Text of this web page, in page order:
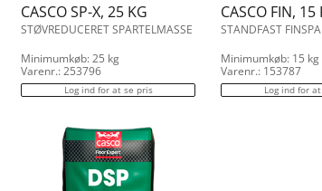
CASCO SP-X, 25 KG
STØVREDUCERET SPARTELMASSE
Minimumkøb: 25 kg
Varenr.: 253796
Log ind for at se pris
CASCO FIN, 15
STANDFAST
Minimumkøb: 15 kg
Varenr.: 153787
Log ind for